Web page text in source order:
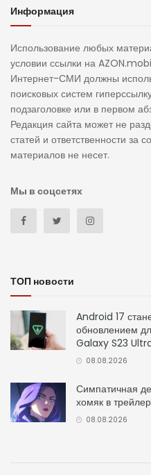
Информация
Использование любых
условии ссылки на AZON.mobi
Интернет-СМИ должны
поисковых систем
подзаголовке или в первом
Редакция сайта может не
статей и ответственности за
материалов не несет.
Мы в соцсетях
ТОП новости
Android 17
обновлением
Galaxy S23
08.08.2026
Симпатичная
хомяк в
08.08.2026